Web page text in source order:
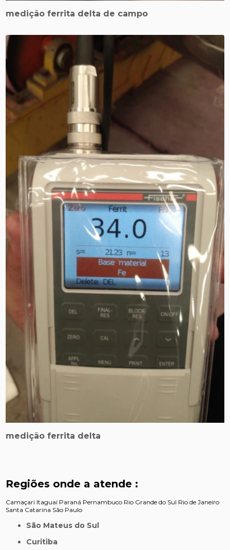
medição ferrita delta de campo
medição ferrita delta
Regiões onde a atende :
Camaçari Itaguaí Paraná Pernambuco Rio Grande do Sul Rio de Janeiro
Santa Catarina São Paulo
São Mateus do Sul
Curitiba